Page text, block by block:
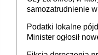
budynków i lokali
prowadzeniem
samozatrudnienie
umowy
racjonalnym
Podatki lokalne
Minister ogłosił